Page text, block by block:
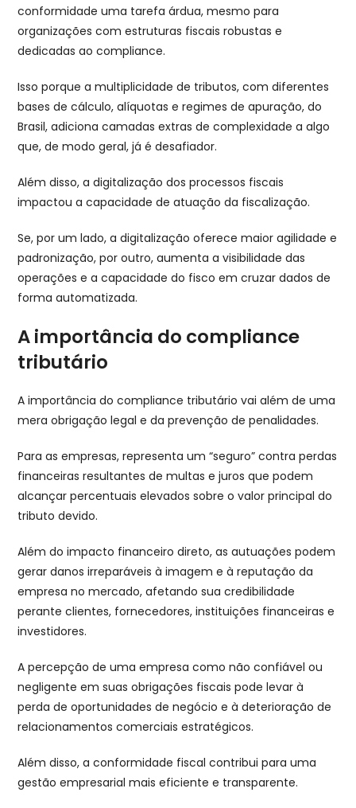
conformidade uma tarefa árdua, mesmo para
organizações com estruturas fiscais robustas e
dedicadas ao compliance.
Isso porque a multiplicidade de tributos, com diferentes
bases de cálculo, alíquotas e regimes de apuração, do
Brasil, adiciona camadas extras de complexidade a algo
que, de modo geral, já é desafiador.
Além disso, a digitalização dos processos fiscais
impactou a capacidade de atuação da fiscalização.
Se, por um lado, a digitalização oferece maior agilidade e
padronização, por outro, aumenta a visibilidade das
operações e a capacidade do fisco em cruzar dados de
forma automatizada.
A importância do compliance
tributário
A importância do compliance tributário vai além de uma
mera obrigação legal e da prevenção de penalidades.
Para as empresas, representa um “seguro” contra perdas
financeiras resultantes de multas e juros que podem
alcançar percentuais elevados sobre o valor principal do
tributo devido.
Além do impacto financeiro direto, as autuações podem
gerar danos irreparáveis à imagem e à reputação da
empresa no mercado, afetando sua credibilidade
perante clientes, fornecedores, instituições financeiras e
investidores.
A percepção de uma empresa como não confiável ou
negligente em suas obrigações fiscais pode levar à
perda de oportunidades de negócio e à deterioração de
relacionamentos comerciais estratégicos.
Além disso, a conformidade fiscal contribui para uma
gestão empresarial mais eficiente e transparente.